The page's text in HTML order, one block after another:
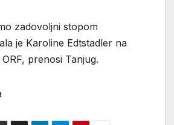
zadovoljni stopom
je Karoline Edtstadler na
prenosi Tanjug.